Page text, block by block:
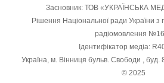
Засновник: ТОВ «УКРАЇНСЬКА
Рішення Національної ради України з
радіомовлення
Ідентифікатор медіа:
Україна, м. Вінниця бульв. Свободи ,
© 2025